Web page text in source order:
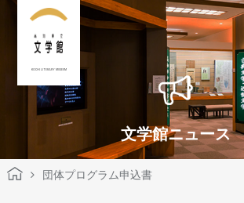
KOCHI LITERARY MUSEUM
文学館ニュース
団体プログラム申込書